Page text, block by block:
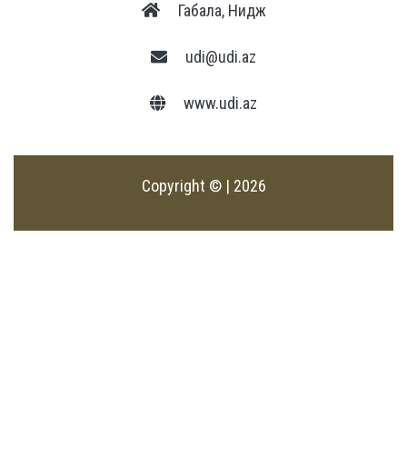
Габала, Нидж
udi@udi.az
www.udi.az
Copyright © | 2026